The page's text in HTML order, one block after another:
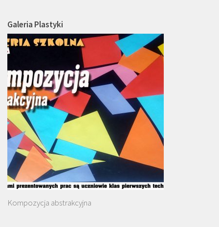
Galeria Plastyki
Kompozycja abstrakcyjna